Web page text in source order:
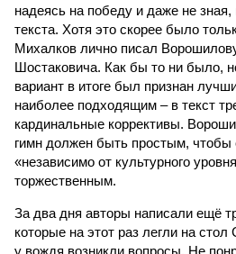
надеясь на победу и даже не
текста. Хотя это скорее было
Михалков лично писал
Шостаковича. Как бы то ни было,
вариант в итоге был признан
наиболее подходящим – в текст
кардинальные коррективы.
гимн должен быть простым, чтобы
«независимо от культурного
торжественным.
За два дня авторы написали ещё
которые на этот раз легли на
у вождя возникли вопросы. Не